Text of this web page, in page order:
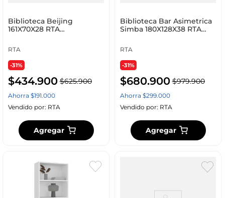
Biblioteca Beijing
161X70X28 RTA
RTA
-31%
$434.900 $625.900
Ahorra $191.000
Vendido por: RTA
Agregar
Biblioteca Bar Asimetrica
Simba 180X128X38 RTA
RTA
-31%
$680.900 $979.900
Ahorra $299.000
Vendido por: RTA
Agregar